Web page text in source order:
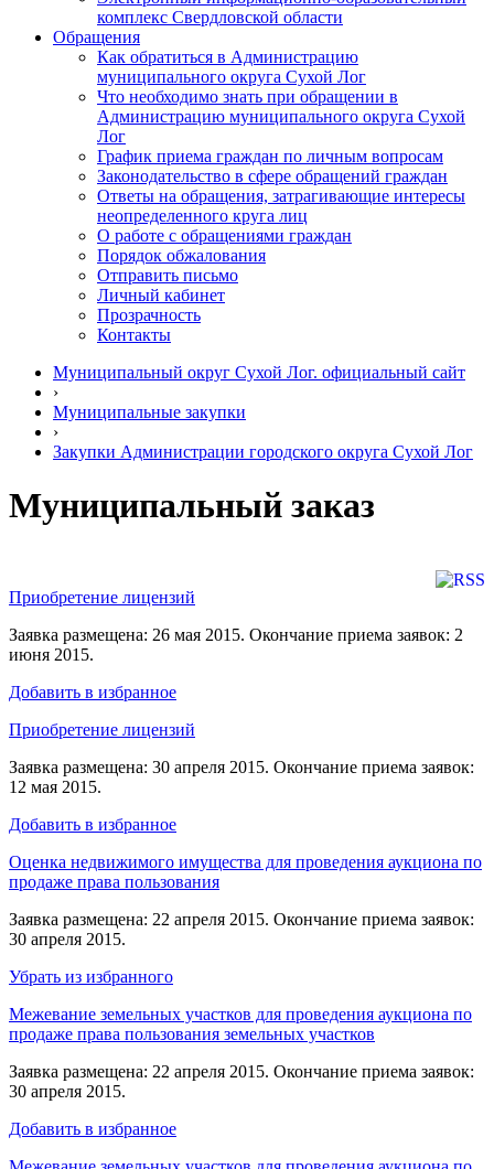
комплекс Свердловской области
Обращения
Как обратиться в Администрацию
муниципального округа Сухой Лог
Что необходимо знать при обращении в
Администрацию муниципального округа Сухой
Лог
График приема граждан по личным вопросам
Законодательство в сфере обращений граждан
Ответы на обращения, затрагивающие интересы
неопределенного круга лиц
О работе с обращениями граждан
Порядок обжалования
Отправить письмо
Личный кабинет
Прозрачность
Контакты
Муниципальный округ Сухой Лог. официальный сайт
›
Муниципальные закупки
›
Закупки Администрации городского округа Сухой Лог
Муниципальный заказ
Приобретение лицензий
Заявка размещена: 26 мая 2015. Окончание приема заявок: 2
июня 2015.
Добавить в избранное
Приобретение лицензий
Заявка размещена: 30 апреля 2015. Окончание приема заявок:
12 мая 2015.
Добавить в избранное
Оценка недвижимого имущества для проведения аукциона по
продаже права пользования
Заявка размещена: 22 апреля 2015. Окончание приема заявок:
30 апреля 2015.
Убрать из избранного
Межевание земельных участков для проведения аукциона по
продаже права пользования земельных участков
Заявка размещена: 22 апреля 2015. Окончание приема заявок:
30 апреля 2015.
Добавить в избранное